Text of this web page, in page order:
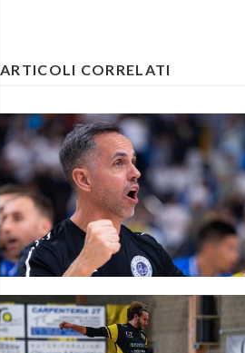
ARTICOLI CORRELATI